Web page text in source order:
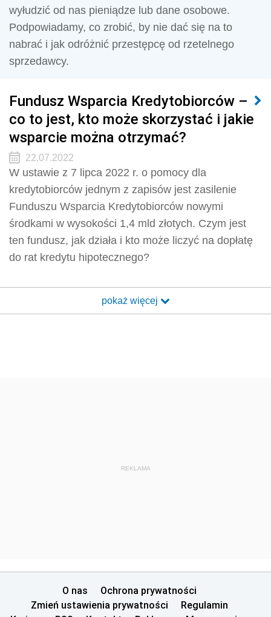
wyłudzić od nas pieniądze lub dane osobowe.
Podpowiadamy, co zrobić, by nie dać się na to
nabrać i jak odróżnić przestępcę od rzetelnego
sprzedawcy.
Fundusz Wsparcia Kredytobiorców –
co to jest, kto może skorzystać i jakie
wsparcie można otrzymać?
22.07.2022
W ustawie z 7 lipca 2022 r. o pomocy dla
kredytobiorców jednym z zapisów jest zasilenie
Funduszu Wsparcia Kredytobiorców nowymi
środkami w wysokości 1,4 mld złotych. Czym jest
ten fundusz, jak działa i kto może liczyć na dopłatę
do rat kredytu hipotecznego?
pokaż więcej
REKLAMA
O nas
Ochrona prywatności
Zmień ustawienia prywatności
Regulamin